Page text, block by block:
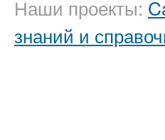
Наши проекты:
знаний и